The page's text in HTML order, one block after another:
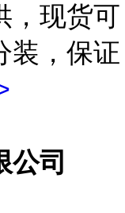
，现货可
装，保证
公司